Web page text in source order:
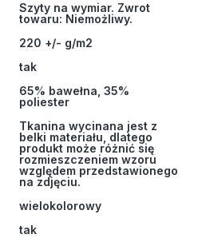
Szyty na wymiar. Zwrot
towaru: Niemożliwy.
220 +/- g/m2
tak
65% bawełna, 35%
poliester
Tkanina wycinana jest z
belki materiału, dlatego
produkt może różnić się
rozmieszczeniem wzoru
względem przedstawionego
na zdjęciu.
wielokolorowy
tak